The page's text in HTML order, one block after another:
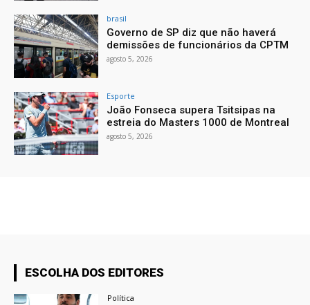
brasil
Governo de SP diz que não haverá
demissões de funcionários da CPTM
agosto 5, 2026
Esporte
João Fonseca supera Tsitsipas na
estreia do Masters 1000 de Montreal
agosto 5, 2026
ESCOLHA DOS EDITORES
Política